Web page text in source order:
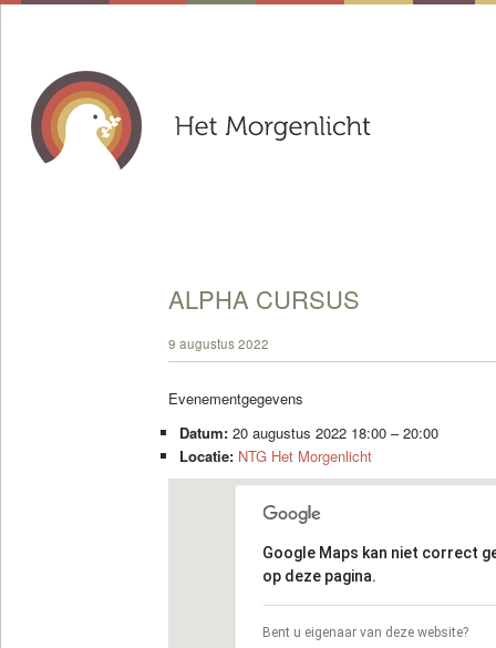
ALPHA CURSUS
9 augustus 2022
Evenementgegevens
Datum: 20 augustus 2022 18:00–20:00
Locatie: NTG Het Morgenlicht
Google Maps kan niet correct
op deze pagina.
Bent u eigenaar van deze website?